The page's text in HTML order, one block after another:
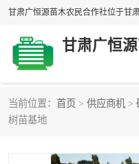
甘肃广恒
当前位置： 首页 > 供应商机 >
树苗基地
新疆杨
圆冠榆